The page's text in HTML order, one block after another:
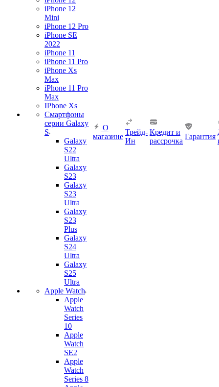
iPhone 12
Mini
iPhone 12 Pro
iPhone SE
2022
iPhone 11
iPhone 11 Pro
iPhone Xs
Max
iPhone 11 Pro
Max
IPhone Xs
Смартфоны
серии Galaxy
S
Galaxy
S22
Ultra
Galaxy
S23
Galaxy
S23
Ultra
Galaxy
S23
Plus
Galaxy
S24
Ultra
Galaxy
S25
Ultra
Apple Watch
Apple
Watch
Series
10
Apple
Watch
SE2
Apple
Watch
Series 8
О
магазине
Трейд-
Ин
Кредит и
рассрочка
Гарантия